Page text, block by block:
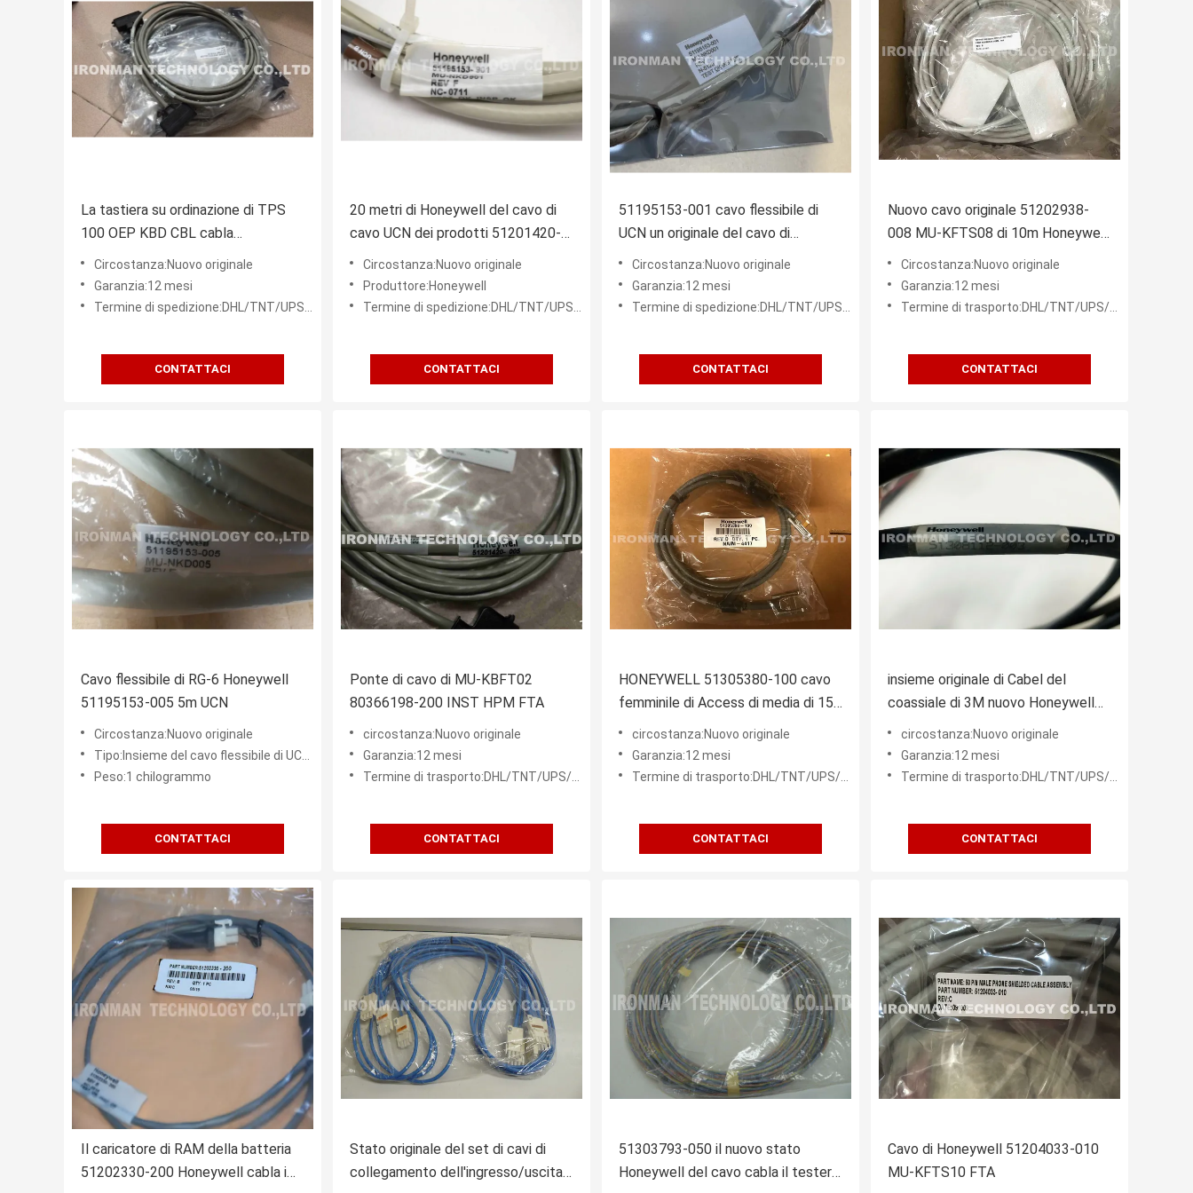
La tastiera su ordinazione di TPS
100 OEP KBD CBL cabla
51305418-100 Honeywell
Circostanza:Nuovo originale
Garanzia:12 mesi
Termine di spedizione:DHL/TNT/UPS/FEDEX ecc.
CONTATTACI
20 metri di Honeywell del cavo di
cavo UCN dei prodotti 51201420-
020 MU-KFTA20 FTA
Circostanza:Nuovo originale
Produttore:Honeywell
Termine di spedizione:DHL/TNT/UPS/FEDEX ecc.
CONTATTACI
51195153-001 cavo flessibile di
UCN un originale del cavo di
Honeywell del tester nuovo
Circostanza:Nuovo originale
Garanzia:12 mesi
Termine di spedizione:DHL/TNT/UPS/FEDEX ecc.
CONTATTACI
Nuovo cavo originale 51202938-
008 MU-KFTS08 di 10m Honeywell
FTA
Circostanza:Nuovo originale
Garanzia:12 mesi
Termine di trasporto:DHL/TNT/UPS/FEDEX ecc.
CONTATTACI
Cavo flessibile di RG-6 Honeywell
51195153-005 5m UCN
Circostanza:Nuovo originale
Tipo:Insieme del cavo flessibile di UCN RG-6
Peso:1 chilogrammo
CONTATTACI
Ponte di cavo di MU-KBFT02
80366198-200 INST HPM FTA
circostanza:Nuovo originale
Garanzia:12 mesi
Termine di trasporto:DHL/TNT/UPS/FEDEX ecc.
CONTATTACI
HONEYWELL 51305380-100 cavo
femminile di Access di media di 15
circostanza:Nuovo originale
Garanzia:12 mesi
Termine di trasporto:DHL/TNT/UPS/FEDEX ecc.
CONTATTACI
insieme originale di Cabel del
coassiale di 3M nuovo Honeywell
51308112-003 LCN B
circostanza:Nuovo originale
Garanzia:12 mesi
Termine di trasporto:DHL/TNT/UPS/FEDEX ecc.
CONTATTACI
Il caricatore di RAM della batteria
51202330-200 Honeywell cabla i
Stato originale del set di cavi di
collegamento dell'ingresso/uscita
51303793-050 il nuovo stato
Honeywell del cavo cabla il tester
Cavo di Honeywell 51204033-010
MU-KFTS10 FTA